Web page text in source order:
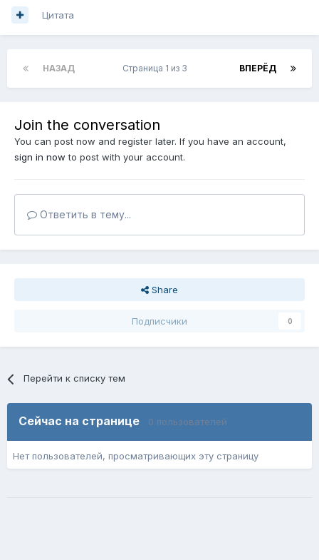
Цитата
НАЗАД ВПЕРЁД
Страница 1 из 3
Join the conversation
You can post now and register later. If you have an account,
sign in now to post with your account.
Ответить в тему...
Share
Подписчики 0
Перейти к списку тем
Сейчас на странице 0 пользователей
Нет пользователей, просматривающих эту страницу